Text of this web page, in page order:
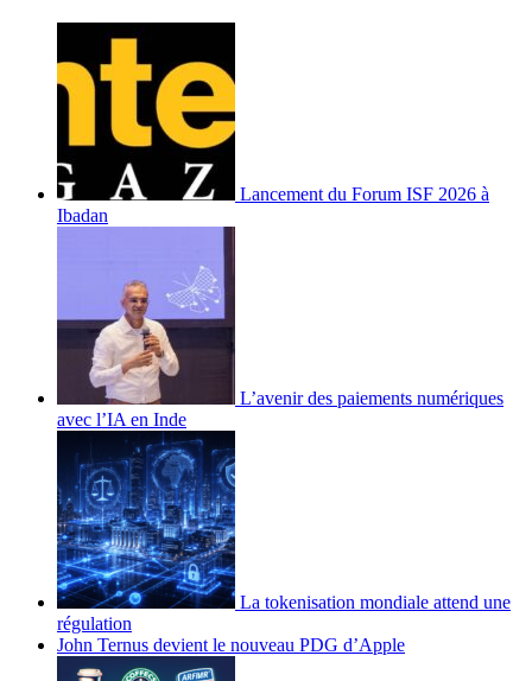
Lancement du Forum ISF 2026 à
Ibadan
L’avenir des paiements numériques
avec l’IA en Inde
La tokenisation mondiale attend une
régulation
John Ternus devient le nouveau PDG d’Apple